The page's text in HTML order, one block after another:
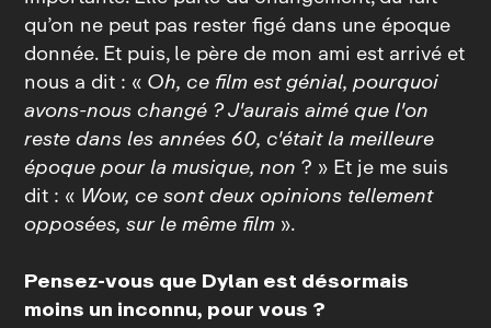
qu’on ne peut pas rester figé dans une époque
donnée. Et puis, le père de mon ami est arrivé et
nous a dit : « Oh, ce film est génial, pourquoi
avons‑nous changé ? J'aurais aimé que l'on
reste dans les années 60, c'était la meilleure
époque pour la musique, non? » Et je me suis
dit : « Wow, ce sont deux opinions tellement
opposées, sur le même film ».
Pensez‑vous que Dylan est désormais
moins un inconnu, pour vous ?